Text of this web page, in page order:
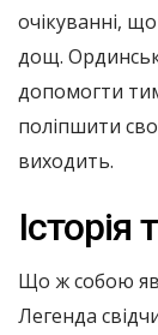
очікуванні,
дощ.
допомогти
поліпшити
виходить.
Історія
Що ж собою
Легенда